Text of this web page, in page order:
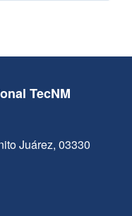
TecNM
Juárez, 03330